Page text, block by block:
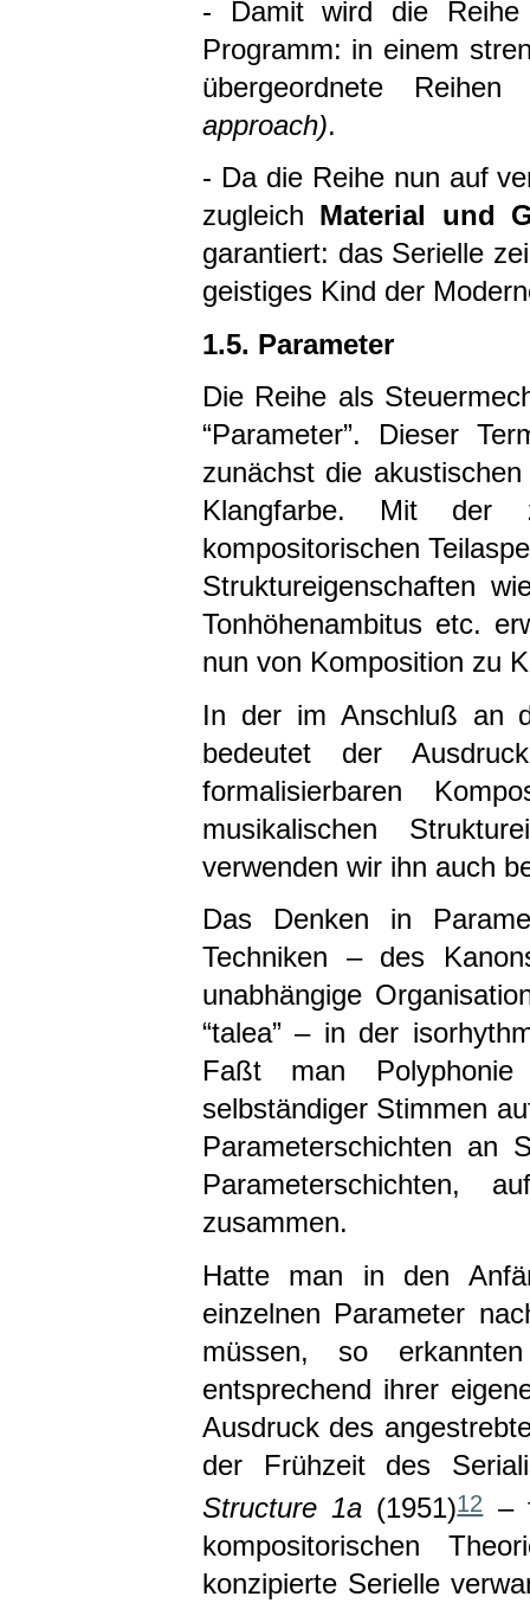
- Damit wird die
Programm: in einem
übergeordnete
approach).
- Da die Reihe nun auf
zugleich Material und
garantiert: das Serielle
geistiges Kind der
1.5. Parameter
Die Reihe als
“Parameter”. Dieser
zunächst die
Klangfarbe. Mit der
kompositorischen
Struktureigenschaften
Tonhöhenambitus etc.
nun von Komposition zu
In der im Anschluß an
bedeutet der
formalisierbaren
musikalischen
verwenden wir ihn auch
Das Denken in
Techniken – des
unabhängige
“talea” – in der
Faßt man
selbständiger Stimmen
Parameterschichten an
Parameterschichten,
zusammen.
Hatte man in den
einzelnen Parameter
müssen, so
entsprechend ihrer
Ausdruck des
der Frühzeit des
Structure 1a (1951)12–
kompositorischen
konzipierte Serielle